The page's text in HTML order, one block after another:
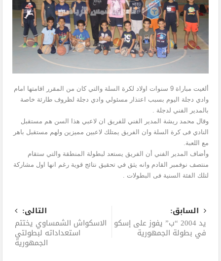
ألغيت مباراة 9 سنوات اولاد لكرة السلة والتي كان من المقرر اقامتها امام
وادي دجلة اليوم بسبب اعتذار مسئولي وادي دجلة لظروف طارئة خاصة
بالمدير الفني لدجلة .
وقال محمد ريشة المدير الفني للفريق ان لاعبي هذا السن هم مستقبل
النادي فى كرة السلة وان الفريق يمتلك لاعبين مميزين ولهم مستقبل باهر
مع اللعبة.
وأضاف المدير الفني أن الفريق يستعد لبطولة المنطقة والتي ستقام
منتصف نوفمبر القادم وانه يثق في تحقيق نتائج قوية رغم انها اول مشاركة
لتلك الفئة السنية فى البطولات .
السابق:
يد 2004 “ب” يفوز على إسكو
في بطولة الجمهورية
التالى:
الاسكواش الشمساوي يختتم
استعداداته لبطولتي
الجمهورية